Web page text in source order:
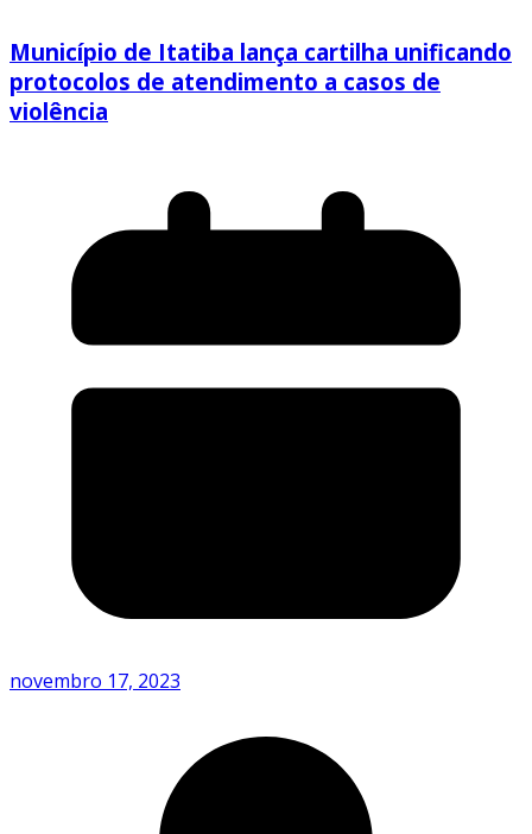
Município de Itatiba lança cartilha unificando
protocolos de atendimento a casos de
violência
novembro 17, 2023